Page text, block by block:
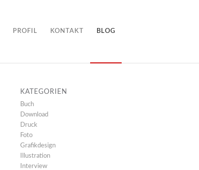
PROFIL KONTAKT BLOG
KATEGORIEN
Buch
Download
Druck
Foto
Grafikdesign
Illustration
Interview